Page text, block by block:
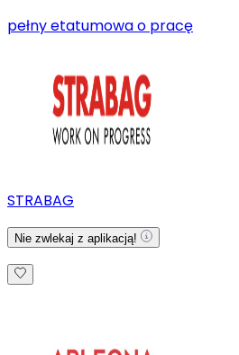
pełny etatumowa o pracę
STRABAG
Nie zwlekaj z aplikacją!